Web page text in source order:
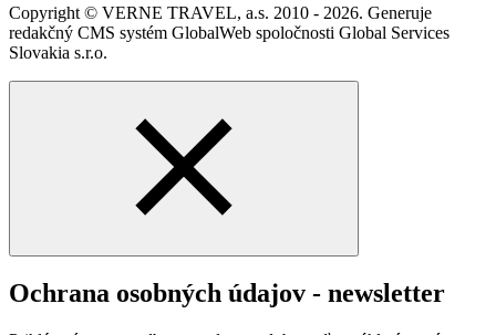
Copyright © VERNE TRAVEL, a.s. 2010 - 2026. Generuje
redakčný CMS systém GlobalWeb spoločnosti Global Services
Slovakia s.r.o.
Ochrana osobných údajov - newsletter